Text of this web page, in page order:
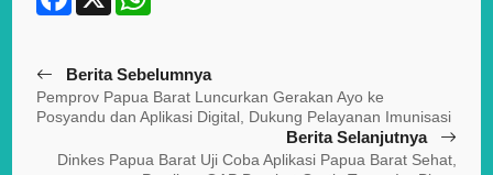
o
o
k
A
p
p
Berita Sebelumnya
Pemprov Papua Barat Luncurkan Gerakan Ayo ke
Posyandu dan Aplikasi Digital, Dukung Pelayanan Imunisasi
Berita Selanjutnya
Dinkes Papua Barat Uji Coba Aplikasi Papua Barat Sehat,